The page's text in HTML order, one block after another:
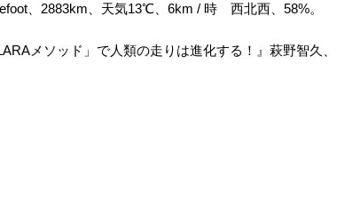
、2883km、天気13℃、6km / 時 西北西、58%。
メソッド」で人類の走りは進化する！』萩野智久、